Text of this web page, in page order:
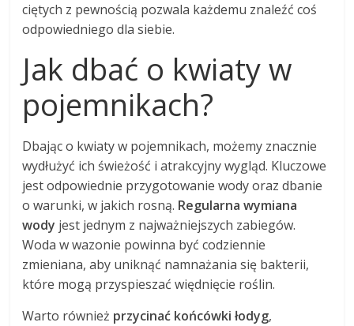
ciętych z pewnością pozwala każdemu znaleźć coś
odpowiedniego dla siebie.
Jak dbać o kwiaty w
pojemnikach?
Dbając o kwiaty w pojemnikach, możemy znacznie
wydłużyć ich świeżość i atrakcyjny wygląd. Kluczowe
jest odpowiednie przygotowanie wody oraz dbanie
o warunki, w jakich rosną. Regularna wymiana
wody jest jednym z najważniejszych zabiegów.
Woda w wazonie powinna być codziennie
zmieniana, aby uniknąć namnażania się bakterii,
które mogą przyspieszać więdnięcie roślin.
Warto również przycinać końcówki łodyg,